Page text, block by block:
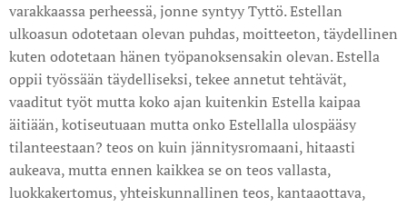
varakkaassa perheessä, jonne syntyy Tyttö. Estellan
ulkoasun odotetaan olevan puhdas, moitteeton, täydellinen
kuten odotetaan hänen työpanoksensakin olevan. Estella
oppii työssään täydelliseksi, tekee annetut tehtävät,
vaaditut työt mutta koko ajan kuitenkin Estella kaipaa
äitiään, kotiseutuaan mutta onko Estellalla ulospääsy
tilanteestaan? teos on kuin jännitysromaani, hitaasti
aukeava, mutta ennen kaikkea se on teos vallasta,
luokkakertomus, yhteiskunnallinen teos, kantaaottava,